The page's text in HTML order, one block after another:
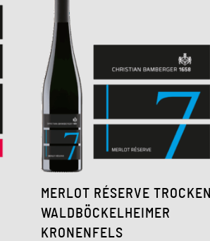
MERLOT RÉSERVE TROCKEN
WALDBÖCKELHEIMER
KRONENFELS